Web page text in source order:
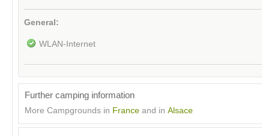
General:
WLAN-Internet
Further camping information
More Campgrounds in France and in Alsace